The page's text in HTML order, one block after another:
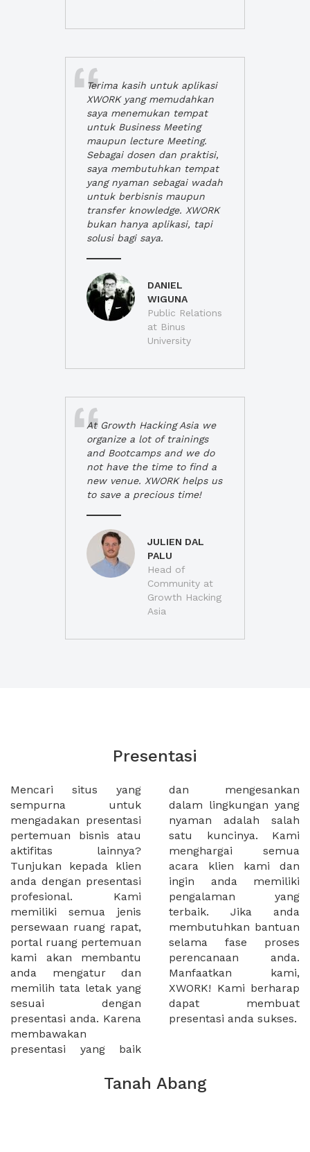
Terima kasih untuk aplikasi
XWORK yang memudahkan
saya menemukan tempat
untuk Business Meeting
maupun lecture Meeting.
Sebagai dosen dan praktisi,
saya membutuhkan tempat
yang nyaman sebagai wadah
untuk berbisnis maupun
transfer knowledge. XWORK
bukan hanya aplikasi, tapi
solusi bagi saya.
DANIEL
WIGUNA
Public Relations
at Binus
University
At Growth Hacking Asia we
organize a lot of trainings
and Bootcamps and we do
not have the time to find a
new venue. XWORK helps us
to save a precious time!
JULIEN DAL
PALU
Head of
Community at
Growth Hacking
Asia
Presentasi
Mencari situs yang
sempurna untuk
mengadakan presentasi
pertemuan bisnis atau
aktifitas lainnya?
Tunjukan kepada klien
anda dengan presentasi
profesional. Kami
memiliki semua jenis
persewaan ruang rapat,
portal ruang pertemuan
kami akan membantu
anda mengatur dan
memilih tata letak yang
sesuai dengan
presentasi anda. Karena
membawakan
presentasi yang baik
dan mengesankan
dalam lingkungan yang
nyaman adalah salah
satu kuncinya. Kami
menghargai semua
acara klien kami dan
ingin anda memiliki
pengalaman yang
terbaik. Jika anda
membutuhkan bantuan
selama fase proses
perencanaan anda.
Manfaatkan kami,
XWORK! Kami berharap
dapat membuat
presentasi anda sukses.
Tanah Abang